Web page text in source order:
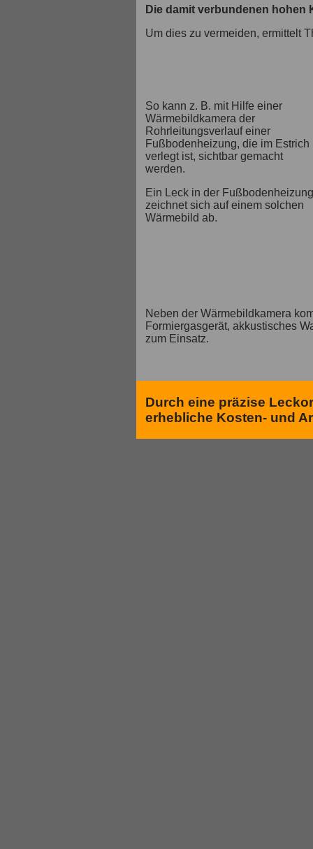
Die damit verbundenen hohen
Um dies zu vermeiden, ermittelt
So kann z. B. mit Hilfe einer
Wärmebildkamera der
Rohrleitungsverlauf einer
Fußbodenheizung, die im Estrich
verlegt ist, sichtbar gemacht
werden.
Ein Leck in der Fußbodenheizung
zeichnet sich auf einem solchen
Wärmebild ab.
Neben der Wärmebildkamera
Formiergasgerät, akkustisches
zum Einsatz.
Durch eine präzise
erhebliche Kosten- und